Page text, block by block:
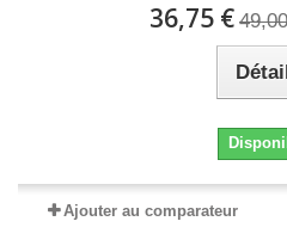
36,75 €
Ajouter au comparateur